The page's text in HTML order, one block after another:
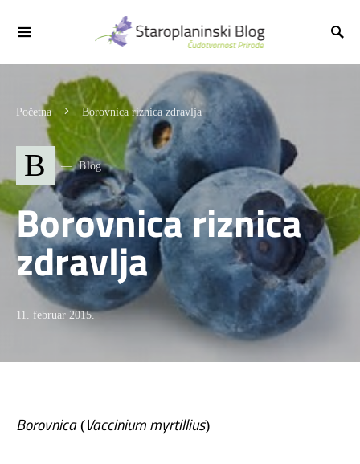
Početna Borovnica riznica zdravlja
B Blog
Borovnica riznica
zdravlja
11. februar 2015.
Borovnica(Vaccinium myrtillius)